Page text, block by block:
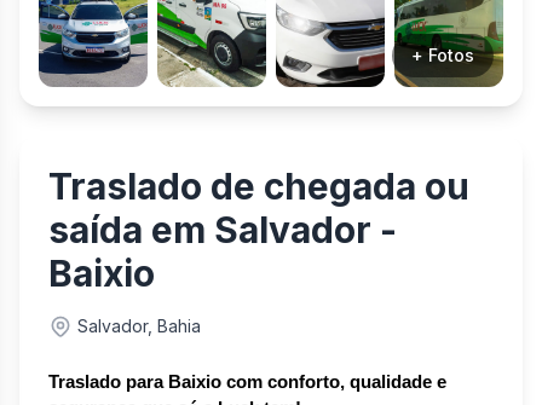
+ Fotos
Traslado de chegada ou
saída em Salvador -
Baixio
Salvador, Bahia
Traslado para Baixio com conforto, qualidade e